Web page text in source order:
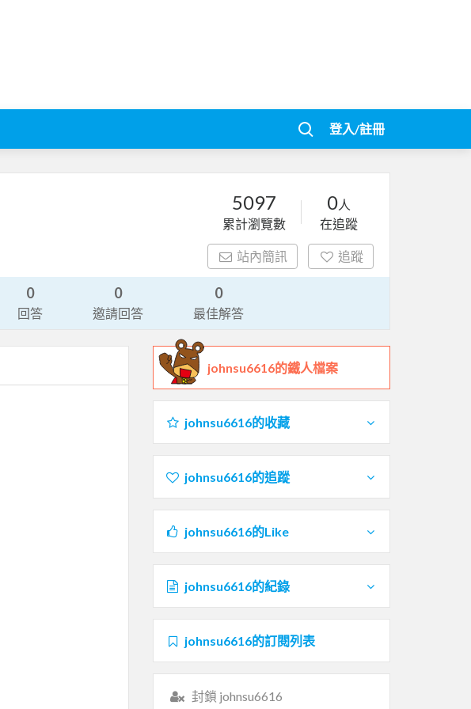
登入/註冊
5097
累計瀏覽數
0人
在追蹤
站內簡訊 追蹤
0
回答
0
邀請回答
0
最佳解答
johnsu6616的鐵人檔案
johnsu6616的收藏
johnsu6616的追蹤
johnsu6616的Like
johnsu6616的紀錄
johnsu6616的訂閱列表
封鎖 johnsu6616